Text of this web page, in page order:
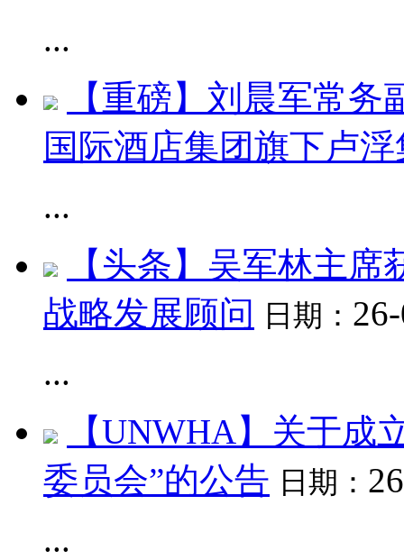
...
【重磅】刘晨军常
国际酒店集团旗下卢浮
...
【头条】吴军林主
战略发展顾问 日期：
...
【UNWHA】关于成
委员会”的公告 日期：
...